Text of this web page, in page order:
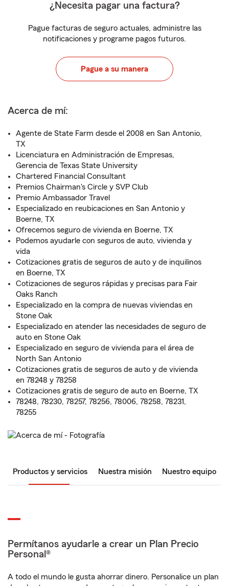
¿Necesita pagar una factura?
Pague facturas de seguro actuales, administre las
notificaciones y programe pagos futuros.
Pague a su manera
Acerca de mí:
Agente de State Farm desde el 2008 en San Antonio,
TX
Licenciatura en Administración de Empresas,
Gerencia de Texas State University
Chartered Financial Consultant
Premios Chairman's Circle y SVP Club
Premio Ambassador Travel
Especializado en reubicaciones en San Antonio y
Boerne, TX
Ofrecemos seguro de vivienda en Boerne, TX
Podemos ayudarle con seguros de auto, vivienda y
vida
Cotizaciones gratis de seguros de auto y de inquilinos
en Boerne, TX
Cotizaciones de seguros rápidas y precisas para Fair
Oaks Ranch
Especializado en la compra de nuevas viviendas en
Stone Oak
Especializado en atender las necesidades de seguro de
auto en Stone Oak
Especializado en seguro de vivienda para el área de
North San Antonio
Cotizaciones gratis de seguros de auto y de vivienda
en 78248 y 78258
Cotizaciones gratis de seguro de auto en Boerne, TX
78248, 78230, 78257, 78256, 78006, 78258, 78231,
78255
Productos y servicios Nuestra misión Nuestro equipo
Permítanos ayudarle a crear un Plan Precio
Personal®
A todo el mundo le gusta ahorrar dinero. Personalice un plan